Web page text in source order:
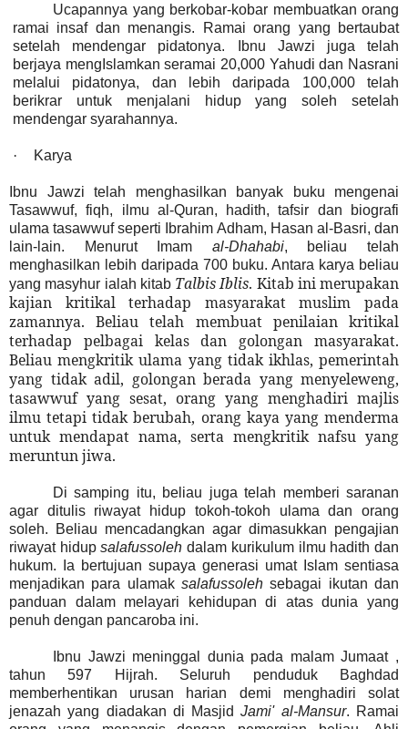
Ucapannya yang berkobar-kobar membuatkan orang
ramai insaf dan menangis. Ramai orang yang bertaubat
setelah mendengar pidatonya. Ibnu Jawzi juga telah
berjaya mengIslamkan seramai 20,000 Yahudi dan Nasrani
melalui pidatonya, dan lebih daripada 100,000 telah
berikrar untuk menjalani hidup yang soleh setelah
mendengar syarahannya.
· Karya
Ibnu Jawzi telah menghasilkan banyak buku mengenai
Tasawwuf, fiqh, ilmu al-Quran, hadith, tafsir dan biografi
ulama tasawwuf seperti Ibrahim Adham, Hasan al-Basri, dan
lain-lain. Menurut Imam al-Dhahabi, beliau telah
menghasilkan lebih daripada 700 buku. Antara karya beliau
yang masyhur ialah kitab Talbis Iblis. Kitab ini merupakan
kajian kritikal terhadap masyarakat muslim pada
zamannya. Beliau telah membuat penilaian kritikal
terhadap pelbagai kelas dan golongan masyarakat.
Beliau mengkritik ulama yang tidak ikhlas, pemerintah
yang tidak adil, golongan berada yang menyeleweng,
tasawwuf yang sesat, orang yang menghadiri majlis
ilmu tetapi tidak berubah, orang kaya yang menderma
untuk mendapat nama, serta mengkritik nafsu yang
meruntun jiwa.
Di samping itu, beliau juga telah memberi saranan
agar ditulis riwayat hidup tokoh-tokoh ulama dan orang
soleh. Beliau mencadangkan agar dimasukkan pengajian
riwayat hidupsalafussoleh dalam kurikulum ilmu hadith dan
hukum. Ia bertujuan supaya generasi umat Islam sentiasa
menjadikan para ulamak salafussoleh sebagai ikutan dan
panduan dalam melayari kehidupan di atas dunia yang
penuh dengan pancaroba ini.
Ibnu Jawzi meninggal dunia pada malam Jumaat ,
tahun 597 Hijrah. Seluruh penduduk Baghdad
memberhentikan urusan harian demi menghadiri solat
jenazah yang diadakan di MasjidJami' al-Mansur. Ramai